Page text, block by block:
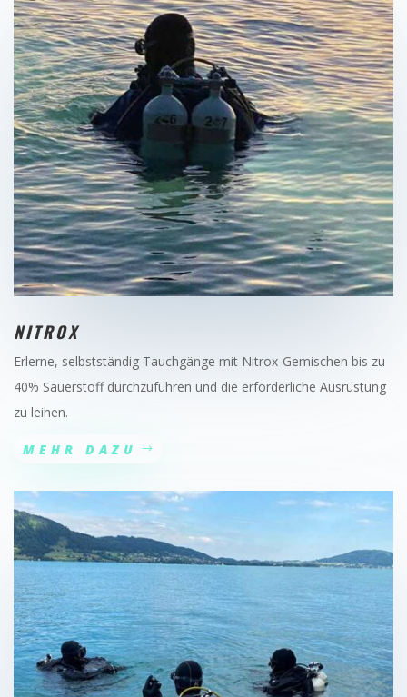
NITROX
Erlerne, selbstständig Tauchgänge mit Nitrox-Gemischen bis zu
40% Sauerstoff durchzuführen und die erforderliche Ausrüstung
zu leihen.
MEHR DAZU